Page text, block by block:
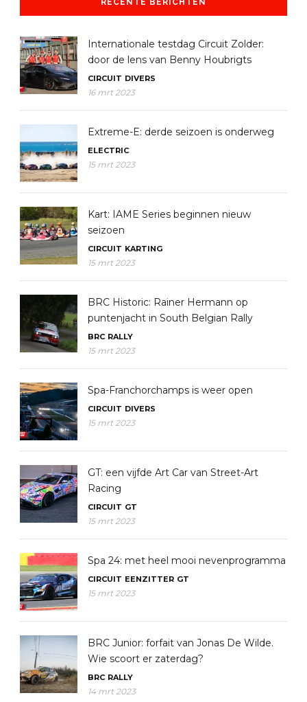
RECENTE BERICHTEN
Internationale testdag Circuit Zolder:
door de lens van Benny Houbrigts
CIRCUIT DIVERS
16 mrt 2023
Extreme-E: derde seizoen is onderweg
ELECTRIC
15 mrt 2023
Kart: IAME Series beginnen nieuw
seizoen
CIRCUIT KARTING
15 mrt 2023
BRC Historic: Rainer Hermann op
puntenjacht in South Belgian Rally
BRC RALLY
15 mrt 2023
Spa-Franchorchamps is weer open
CIRCUIT DIVERS
15 mrt 2023
GT: een vijfde Art Car van Street-Art
Racing
CIRCUIT GT
15 mrt 2023
Spa 24: met heel mooi nevenprogramma
CIRCUIT EENZITTER GT
15 mrt 2023
BRC Junior: forfait van Jonas De Wilde.
Wie scoort er zaterdag?
BRC RALLY
14 mrt 2023